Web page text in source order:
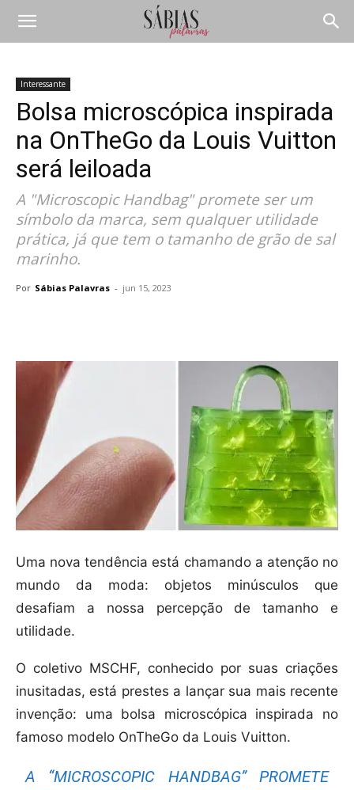
Interessante
Bolsa microscópica inspirada
na OnTheGo da Louis Vuitton
será leiloada
A "Microscopic Handbag" promete ser um
símbolo da marca, sem qualquer utilidade
prática, já que tem o tamanho de grão de sal
marinho.
Por Sábias Palavras - jun 15, 2023
Uma nova tendência está chamando a atenção no
mundo da moda: objetos minúsculos que
desafiam a nossa percepção de tamanho e
utilidade.
O coletivo MSCHF, conhecido por suas criações
inusitadas, está prestes a lançar sua mais recente
invenção: uma bolsa microscópica inspirada no
famoso modelo OnTheGo da Louis Vuitton.
A “MICROSCOPIC HANDBAG” PROMETE